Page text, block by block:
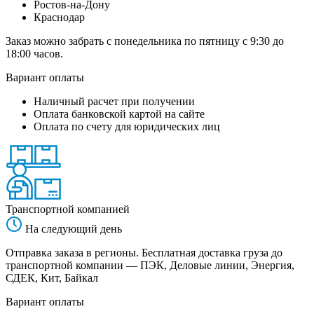
Ростов-на-Дону
Краснодар
Заказ можно забрать с понедельника по пятницу с 9:30 до
18:00 часов.
Вариант оплаты
Наличный расчет при получении
Оплата банковской картой на сайте
Оплата по счету для юридических лиц
Транспортной компанией
На следующий день
Отправка заказа в регионы. Бесплатная доставка груза до
транспортной компании — ПЭК, Деловые линии, Энергия,
СДЕК, Кит, Байкал
Вариант оплаты